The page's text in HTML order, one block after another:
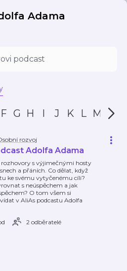
Adama
F G H I J K L M N
rozvoj
Adolfa Adama
s výjimečnými hosty
a přáních. Co dělat, když
ke svému vytyčenému cíli?
s neúspěchem a jak
O tom všem si
v AliAs podcastu Adolfa
2 odběratelé